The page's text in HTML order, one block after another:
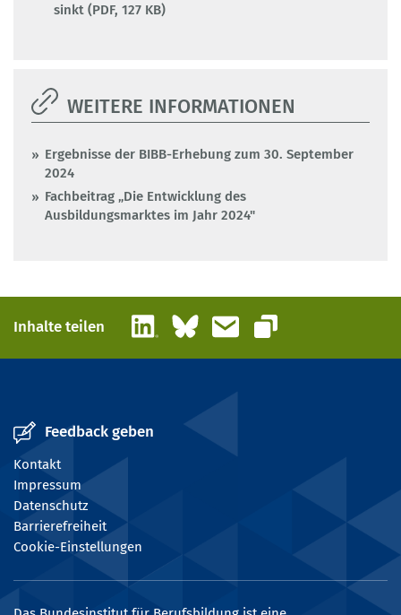
sinkt (PDF, 127 KB)
WEITERE INFORMATIONEN
Ergebnisse der BIBB-Erhebung zum 30. September
2024
Fachbeitrag „Die Entwicklung des
Ausbildungsmarktes im Jahr 2024"
Inhalte teilen LinkedInBlueskyE-Mail
Link kopieren
Feedback geben
Kontakt
Impressum
Datenschutz
Barrierefreiheit
Cookie-Einstellungen